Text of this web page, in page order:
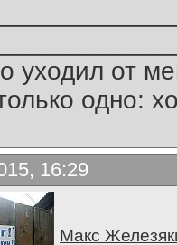
уходил от
одно:
16:29
Макс